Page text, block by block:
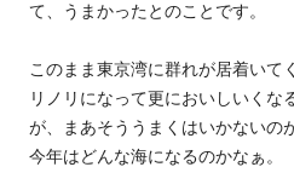
て、うまかったとのことです。
このまま東京湾に群れが居着いて
リノリになって更においしいくな
が、まあそううまくはいかないの
今年はどんな海になるのかなぁ。